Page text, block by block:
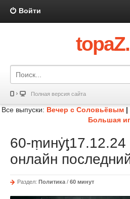
Войти
Полная версия сайта
Все выпуски: Вечер с Соловьёвым |
Большая
60-ṃинẏƫ17.12.24
онлайн
Раздел: Политика / 60 минут